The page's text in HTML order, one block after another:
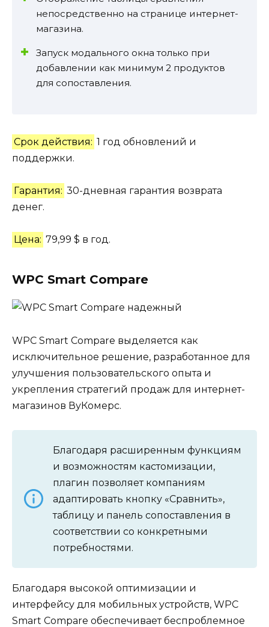
непосредственно на странице интернет-
магазина.
Запуск модального окна только при
добавлении как минимум 2 продуктов
для сопоставления.
Срок действия: 1 год обновлений и
поддержки.
Гарантия: 30-дневная гарантия возврата
денег.
Цена: 79,99 $ в год.
WPC Smart Compare
WPC Smart Compare выделяется как
исключительное решение, разработанное для
улучшения пользовательского опыта и
укрепления стратегий продаж для интернет-
магазинов ВуКомерс.
Благодаря расширенным функциям
и возможностям кастомизации,
плагин позволяет компаниям
адаптировать кнопку «Сравнить»,
таблицу и панель сопоставления в
соответствии со конкретными
потребностями.
Благодаря высокой оптимизации и
интерфейсу для мобильных устройств, WPC
Smart Compare обеспечивает беспроблемное